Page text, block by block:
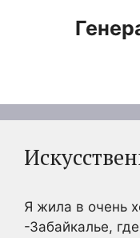
Я жила в очень
-Забайкалье,